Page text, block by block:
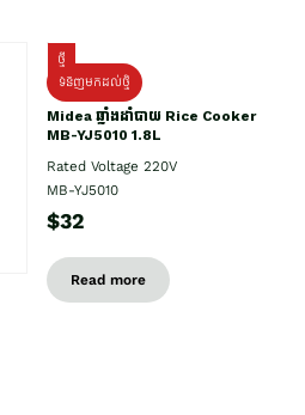
ថ្មី
ទំនិញមកដល់ថ្មិ
Midea ឆ្នាំងដាំបាយ Rice Cooker
MB-YJ5010 1.8L
Rated Voltage 220V
MB-YJ5010
$32
Read more